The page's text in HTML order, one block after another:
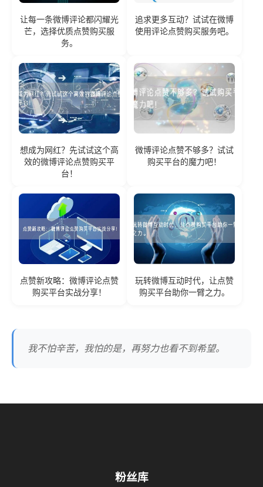
让每一条微博评论都闪耀光
芒，选择优质点赞购买服
务。
追求更多互动？试试在微博
使用评论点赞购买服务吧。
想成为网红？先试试这个高
效的微博评论点赞购买平
台！
微博评论点赞不够多？试试
购买平台的魔力吧！
点赞新攻略：微博评论点赞
购买平台实战分享！
玩转微博互动时代，让点赞
购买平台助你一臂之力。
我不怕辛苦，我怕的是，再努力也看不到希望。
粉丝库